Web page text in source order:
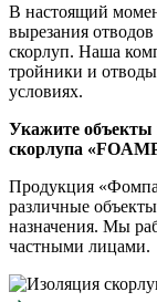
В настоящий
вырезания
скорлуп. Наша
тройники и
условиях.
Укажите объекты
скорлупа
Продукция
различные
назначения. Мы
частными лицами.